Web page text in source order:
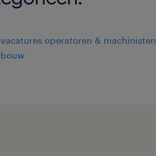
vacatures operatoren & machinisten
bouw